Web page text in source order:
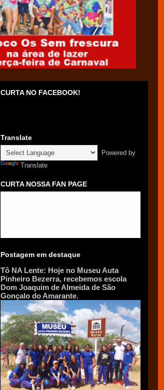
CURTA NO FACEBOOK!
Translate
Powered by
Translate
CURTA NOSSA FAN PAGE
Postagem em destaque
Tô NA Lente: Hoje no Museu Auta
Pinheiro Bezerra, recebemos escola
Dom Joaquim de Almeida de São
Gonçalo do Amarante.